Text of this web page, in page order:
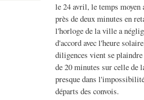
le 24 avril, le temps
près de deux minutes en
l'horloge de la ville a
d'accord avec l'heure
diligences vient se
de 20 minutes sur celle de
presque dans
départs des convois.